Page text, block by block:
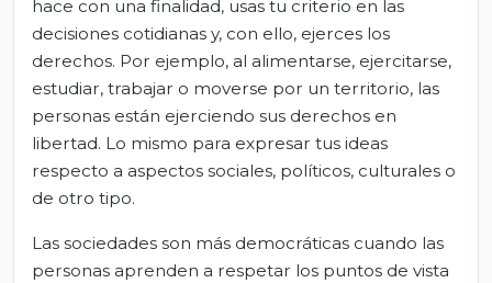
hace con una finalidad, usas tu criterio en las
decisiones cotidianas y, con ello, ejerces los
derechos. Por ejemplo, al alimentarse, ejercitarse,
estudiar, trabajar o moverse por un territorio, las
personas están ejerciendo sus derechos en
libertad. Lo mismo para expresar tus ideas
respecto a aspectos sociales, políticos, culturales o
de otro tipo.
Las sociedades son más democráticas cuando las
personas aprenden a respetar los puntos de vista